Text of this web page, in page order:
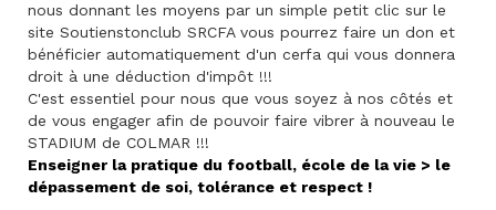
nous donnant les moyens par un simple petit clic sur le
site Soutienstonclub SRCFA vous pourrez faire un don et
bénéficier automatiquement d'un cerfa qui vous donnera
droit à une déduction d'impôt !!!
C'est essentiel pour nous que vous soyez à nos côtés et
de vous engager afin de pouvoir faire vibrer à nouveau le
STADIUM de COLMAR !!!
Enseigner la pratique du football, école de la vie > le
dépassement de soi, tolérance et respect !